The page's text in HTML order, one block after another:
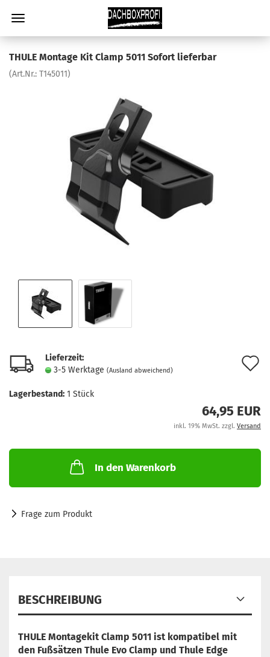
THULE Montage Kit Clamp 5011 Sofort lieferbar
(Art.Nr.: T145011)
Lieferzeit:
3-5 Werktage (Ausland abweichend)
Lagerbestand: 1 Stück
64,95 EUR
inkl. 19% MwSt. zzgl. Versand
In den Warenkorb
Frage zum Produkt
BESCHREIBUNG
THULE Montagekit Clamp 5011 ist kompatibel mit
den Fußsätzen Thule Evo Clamp und Thule Edge